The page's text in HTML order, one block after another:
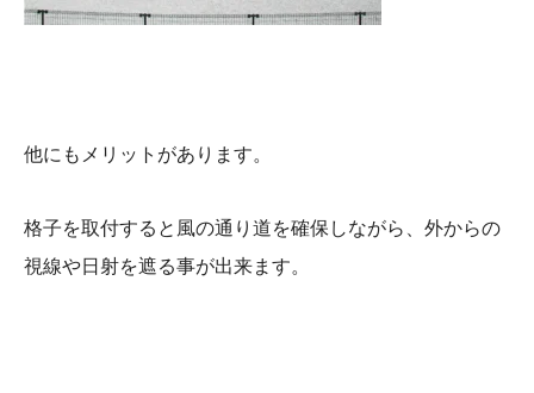
他にもメリットがあります。
格子を取付すると風の通り道を確保しながら、外からの
視線や日射を遮る事が出来ます。